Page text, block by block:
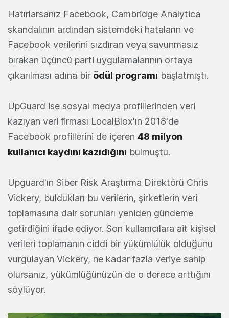
Hatırlarsanız Facebook, Cambridge Analytica
skandalının ardından sistemdeki hataların ve
Facebook verilerini sızdıran veya savunmasız
bırakan üçüncü parti uygulamalarının ortaya
çıkarılması adına bir ödül programı başlatmıştı.
UpGuard ise sosyal medya profillerinden veri
kazıyan veri firması LocalBlox'ın 2018'de
Facebook profillerini de içeren 48 milyon
kullanıcı kaydını kazıdığını bulmuştu.
Upguard'ın Siber Risk Araştırma Direktörü Chris
Vickery, buldukları bu verilerin, şirketlerin veri
toplamasına dair sorunları yeniden gündeme
getirdiğini ifade ediyor. Son kullanıcılara ait kişisel
verileri toplamanın ciddi bir yükümlülük olduğunu
vurgulayan Vickery, ne kadar fazla veriye sahip
olursanız, yükümlüğünüzün de o derece arttığını
söylüyor.